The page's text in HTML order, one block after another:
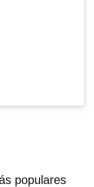
populares